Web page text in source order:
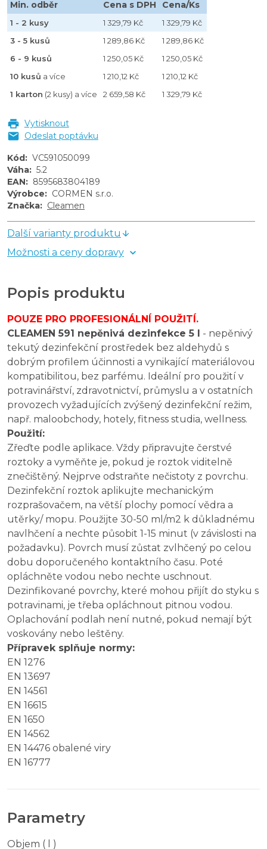
Min. odběr Cena s DPH Cena/Ks
1 - 2 kusy 1 329,79 Kč
1 329,79 Kč
3 - 5 kusů
1 289,86 Kč
1 289,86 Kč
6 - 9 kusů
1 250,05 Kč
1 250,05 Kč
10 kusů a více 1 210,12 Kč
1 210,12 Kč
1 karton (2 kusy) a více 2 659,58 Kč 1 329,79 Kč
Vytisknout
Odeslat poptávku
Kód: VC591050099
Váha: 5.2
EAN: 8595683804189
Výrobce: CORMEN s.r.o.
Značka: Cleamen
Další varianty produktu
Možnosti a ceny dopravy
Popis produktu
POUZE PRO PROFESIONÁLNÍ POUŽITÍ.
CLEAMEN 591 nepěnivá dezinfekce 5 l - nepěnivý
tekutý dezinfekční prostředek bez aldehydů s
dobrým profilem účinnosti a vynikající materiálovou
kompatibilitou, bez parfému. Ideální pro použití v
potravinářství, zdravotnictví, průmyslu a v ostatních
provozech vyžadujících zvýšený dezinfekční režim,
např. maloobchody, hotely, fitness studia, wellness.
Použití:
Zřeďte podle aplikace. Vždy připravujte čerstvé
roztoky a vyměňte je, pokud je roztok viditelně
znečištěný. Nejprve odstraňte nečistoty z povrchu.
Dezinfekční roztok aplikujte mechanickým
rozprašovačem, na větší plochy pomocí vědra a
utěrky/ mopu. Použijte 30-50 ml/m2 k důkladnému
navlhčení a nechte působit 1-15 minut (v závislosti na
požadavku). Povrch musí zůstat zvlhčený po celou
dobu doporučeného kontaktního času. Poté
opláchněte vodou nebo nechte uschnout.
Dezinfikované povrchy, které mohou přijít do styku s
potravinami, je třeba opláchnout pitnou vodou.
Oplachování podlah není nutné, pokud nemají být
voskovány nebo leštěny.
Přípravek splňuje normy:
EN 1276
EN 13697
EN 14561
EN 16615
EN 1650
EN 14562
EN 14476 obalené viry
EN 16777
Parametry
Objem ( l )